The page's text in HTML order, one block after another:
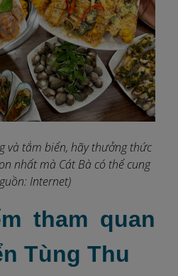
và tắm biển, hãy thưởng thức
nhất mà Cát Bà có thể cung
Internet)
tham quan
Tùng Thu